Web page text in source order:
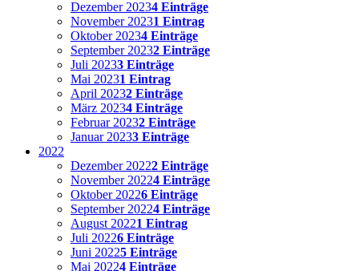
Dezember 20234 Einträge
November 20231 Eintrag
Oktober 20234 Einträge
September 20232 Einträge
Juli 20233 Einträge
Mai 20231 Eintrag
April 20232 Einträge
März 20234 Einträge
Februar 20232 Einträge
Januar 20233 Einträge
2022
Dezember 20222 Einträge
November 20224 Einträge
Oktober 20226 Einträge
September 20224 Einträge
August 20221 Eintrag
Juli 20226 Einträge
Juni 20225 Einträge
Mai 20224 Einträge